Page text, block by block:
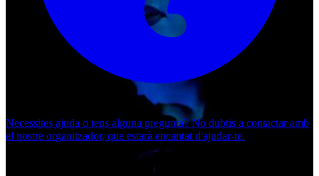
Necessites ajuda o tens alguna pregunta? No dubtis a contactar amb
el nostre organitzador, que estarà encantat d'ajudar-te.
Esdeveniments de l'organitzador